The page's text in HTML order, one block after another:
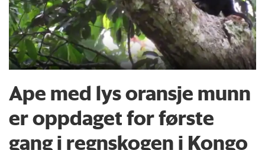
Ape med lys oransje munn
er oppdaget for første
gang i regnskogen i Kongo